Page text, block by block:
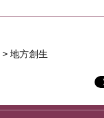
> 地方創生